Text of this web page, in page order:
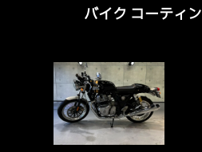
バイク コーティ